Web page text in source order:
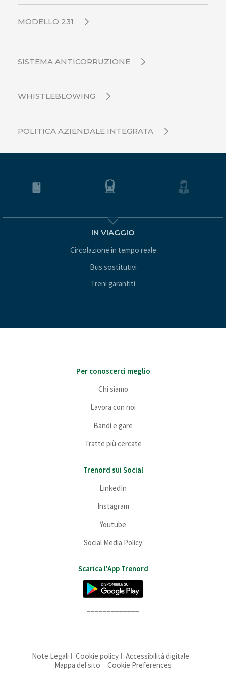
MODELLO 231
SISTEMA ANTICORRUZIONE
WHISTLEBLOWING
POLITICA AZIENDALE INTEGRATA
IN VIAGGIO
Circolazione in tempo reale
Bus sostitutivi
Treni garantiti
Per conoscerci meglio
Chi siamo
Lavora con noi
Bandi e gare
Tratte più cercate
Trenord sui Social
LinkedIn
Instagram
Youtube
Social Media Policy
Scarica l'App Trenord
Note Legali Cookie policy
Accessibilità digitale
Mappa del sito
Cookie Preferences